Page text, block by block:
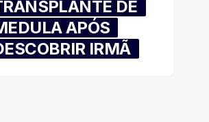
DE
APÓS
IRMÃ